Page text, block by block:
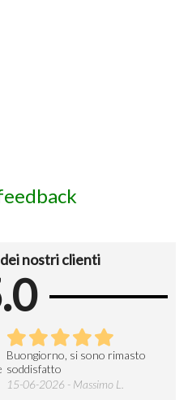
nostri clienti
Buongiorno, si sono rimasto
soddisfatto
15-06-2026 - Massimo L.